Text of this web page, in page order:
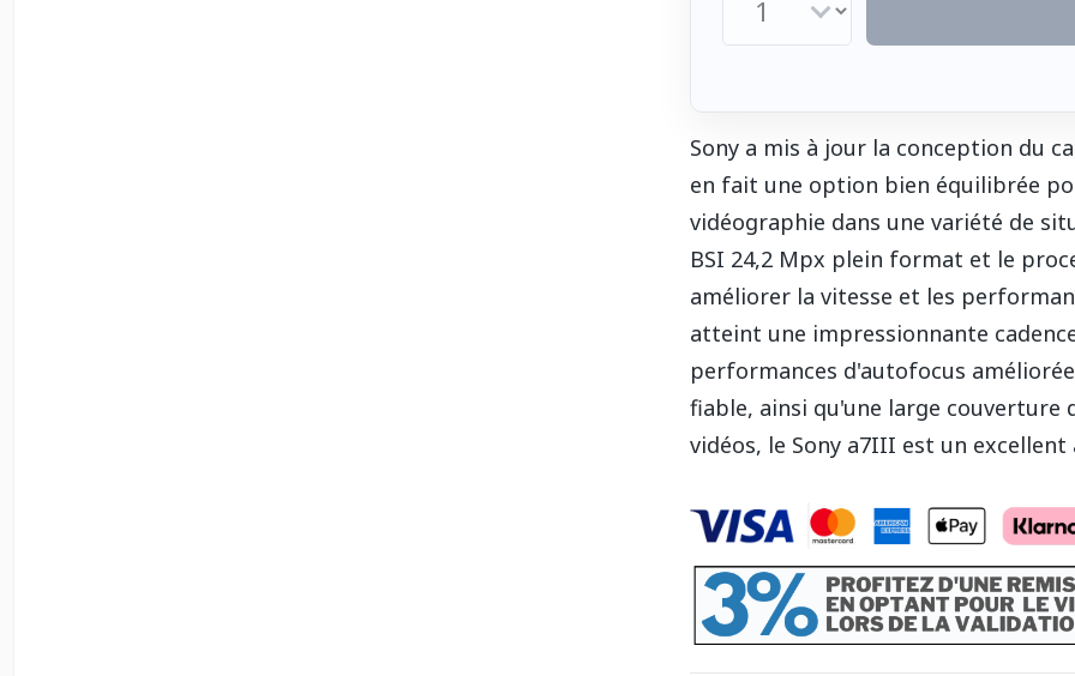
Sony a mis à jour la conception du
en fait une option bien équilibrée
vidéographie dans une variété de
BSI 24,2 Mpx plein format et le
améliorer la vitesse et les
atteint une impressionnante
performances d'autofocus
fiable, ainsi qu'une large couverture
vidéos, le Sony a7III est un